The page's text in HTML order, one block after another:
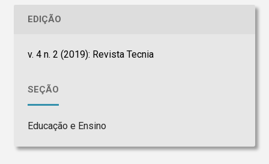
EDIÇÃO
v. 4 n. 2 (2019): Revista Tecnia
SEÇÃO
Educação e Ensino